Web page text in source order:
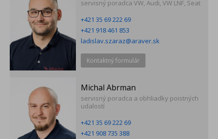
servisný poradca VW, Audi, VW LNF, Seat
+421 35 69 222 69
+421 918 461 853
ladislav.szaraz@araver.sk
Kontaktný formulár
Michal Abrman
servisný poradca a obhliadky poistných
udalostí
+421 35 69 222 69
+421 908 735 388